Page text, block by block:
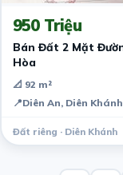
950 Triệu
Bán Đất 2 Mặt
Hòa
📐 92 m²
📍Diên An, Diên
Đất riêng · Diên Khánh